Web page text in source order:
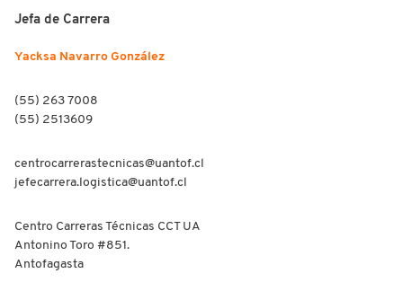
Jefa de Carrera
Yacksa Navarro González
(55) 263 7008
(55) 2513609
centrocarrerastecnicas@uantof.cl
jefecarrera.logistica@uantof.cl
Centro Carreras Técnicas CCT UA
Antonino Toro #851.
Antofagasta